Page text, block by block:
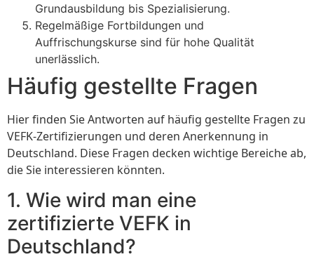
Grundausbildung bis Spezialisierung.
Regelmäßige Fortbildungen und
Auffrischungskurse sind für hohe Qualität
unerlässlich.
Häufig gestellte Fragen
Hier finden Sie Antworten auf häufig gestellte Fragen zu
VEFK-Zertifizierungen und deren Anerkennung in
Deutschland. Diese Fragen decken wichtige Bereiche ab,
die Sie interessieren könnten.
1. Wie wird man eine
zertifizierte VEFK in
Deutschland?